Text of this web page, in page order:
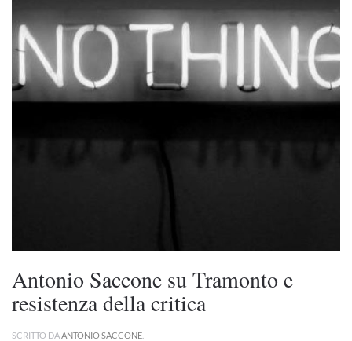
Antonio Saccone su Tramonto e
resistenza della critica
SCRITTO DAANTONIO SACCONE